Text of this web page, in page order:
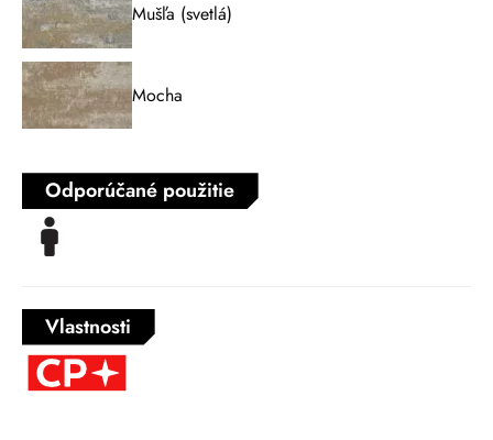
Mušľa (svetlá)
Mocha
Odporúčané použitie
Vlastnosti